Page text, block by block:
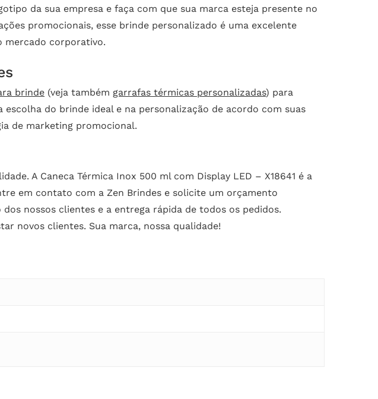
da sua empresa e faça com que sua marca esteja presente no
promocionais, esse brinde personalizado é uma excelente
mercado corporativo.
brinde (veja também garrafas térmicas personalizadas) para
do brinde ideal e na personalização de acordo com suas
de marketing promocional.
A Caneca Térmica Inox 500 ml com Display LED – X18641 é a
em contato com a Zen Brindes e solicite um orçamento
nossos clientes e a entrega rápida de todos os pedidos.
novos clientes. Sua marca, nossa qualidade!